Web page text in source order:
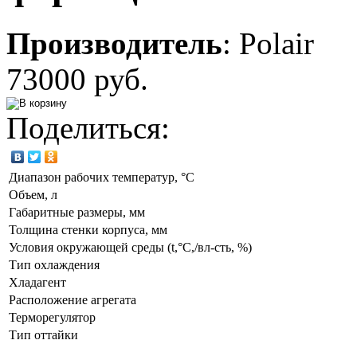
Производитель: Polair
73000 руб.
Поделиться:
Диапазон рабочих температур, °C
Объем, л
Габаритные размеры, мм
Толщина стенки корпуса, мм
Условия окружающей среды (t,°C,/вл-сть, %)
Тип охлаждения
Хладагент
Расположение агрегата
Терморегулятор
Тип оттайки